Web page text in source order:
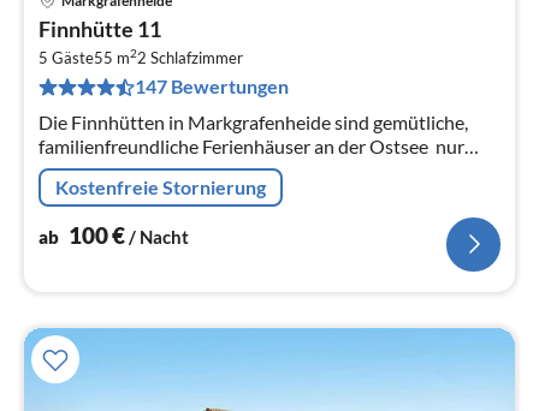
Finnhütte 11
5 Gäste55 m22 Schlafzimmer
147 Bewertungen
Die Finnhütten in Markgrafenheide sind gemütliche,
familienfreundliche Ferienhäuser an der Ostsee  nur
wenige Meter hinter den Dünen und nur 2 Gehminuten
vom feinsandigen Strand...
Kostenfreie Stornierung
ab 100€/ Nacht